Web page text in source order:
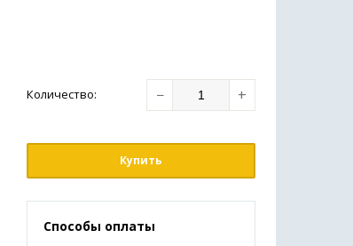
Количество: − +
Купить
Способы оплаты